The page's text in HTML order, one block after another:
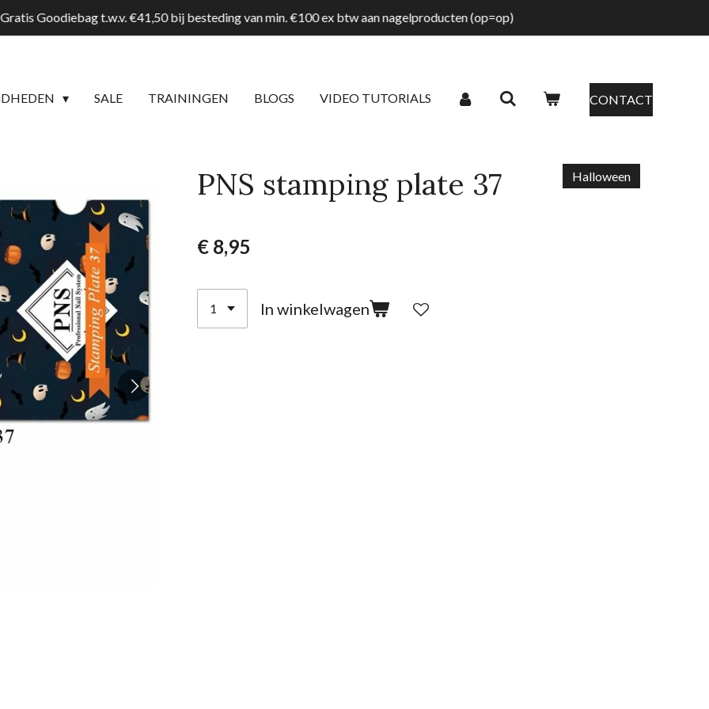
Goodiebag t.w.v. €41,50 bij besteding van min. €100 ex btw aan nagelproducten (op=op)
SALE TRAININGEN BLOGS VIDEO TUTORIALS CONTACT
PNS stamping plate 37 Halloween
€ 8,95
In winkelwagen